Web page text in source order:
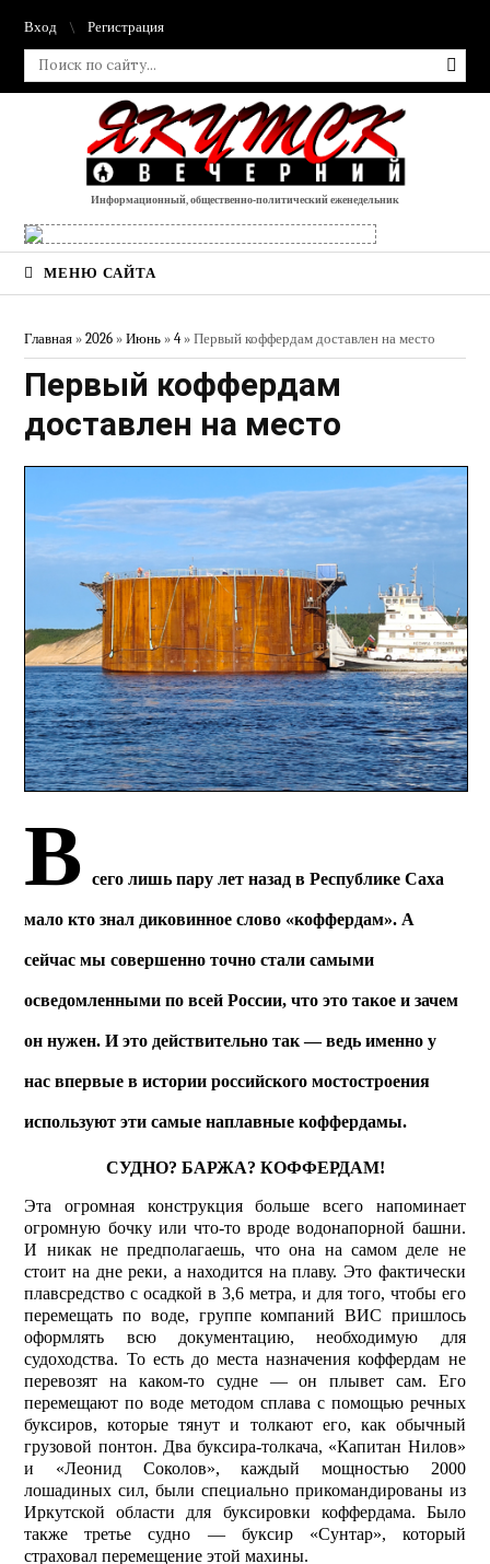
Вход Регистрация
Информационный, общественно-политический еженедельник
МЕНЮ САЙТА
Главная »2026 » Июнь » 4» Первый коффердам доставлен на место
Первый коффердам
доставлен на место
В сего лишь пару лет назад в Республике Саха
мало кто знал диковинное слово «коффердам». А
сейчас мы совершенно точно стали самыми
осведомленными по всей России, что это такое и зачем
он нужен. И это действительно так — ведь именно у
нас впервые в истории российского мостостроения
используют эти самые наплавные коффердамы.
СУДНО? БАРЖА? КОФФЕРДАМ!
Эта огромная конструкция больше всего напоминает
огромную бочку или что-то вроде водонапорной башни.
И никак не предполагаешь, что она на самом деле не
стоит на дне реки, а находится на плаву. Это фактически
плавсредство с осадкой в 3,6 метра, и для того, чтобы его
перемещать по воде, группе компаний ВИС пришлось
оформлять всю документацию, необходимую для
судоходства. То есть до места назначения коффердам не
перевозят на каком-то судне — он плывет сам. Его
перемещают по воде методом сплава с помощью речных
буксиров, которые тянут и толкают его, как обычный
грузовой понтон. Два буксира-толкача, «Капитан Нилов»
и «Леонид Соколов», каждый мощностью 2000
лошадиных сил, были специально прикомандированы из
Иркутской области для буксировки коффердама. Было
также третье судно — буксир «Сунтар», который
страховал перемещение этой махины.